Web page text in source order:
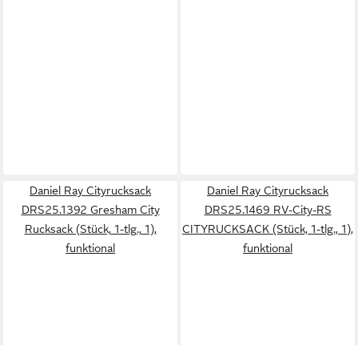
Daniel Ray Cityrucksack
DRS25.1392 Gresham City
Rucksack (Stück, 1-tlg., 1),
funktional
Daniel Ray Cityrucksack
DRS25.1469 RV-City-RS
CITYRUCKSACK (Stück, 1-tlg., 1),
funktional